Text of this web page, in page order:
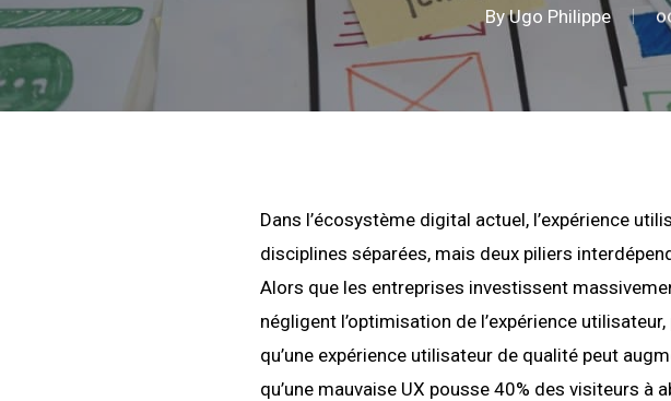
By Ugo Philippe
Dans l’écosystème digital actuel, l’expérience
disciplines séparées, mais deux piliers
Alors que les entreprises investissent
négligent l’optimisation de l’expérience
qu’une expérience utilisateur de qualité peut
qu’une mauvaise UX pousse 40% des visiteurs